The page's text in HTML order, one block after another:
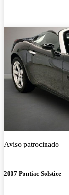
Aviso patrocinado
2007 Pontiac Solstice